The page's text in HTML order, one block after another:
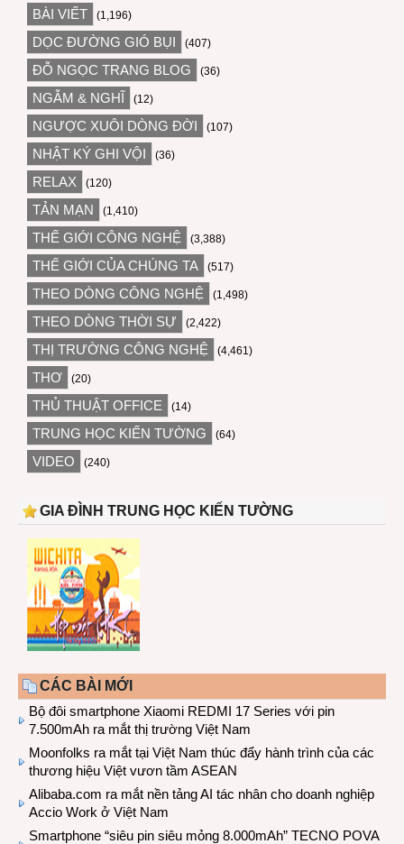
BÀI VIẾT (1,196)
DỌC ĐƯỜNG GIÓ BỤI (407)
ĐỖ NGỌC TRANG BLOG (36)
NGẪM & NGHĨ (12)
NGƯỢC XUÔI DÒNG ĐỜI (107)
NHẬT KÝ GHI VỘI (36)
RELAX (120)
TẢN MẠN (1,410)
THẾ GIỚI CÔNG NGHỆ (3,388)
THẾ GIỚI CỦA CHÚNG TA (517)
THEO DÒNG CÔNG NGHỆ (1,498)
THEO DÒNG THỜI SỰ (2,422)
THỊ TRƯỜNG CÔNG NGHỆ (4,461)
THƠ (20)
THỦ THUẬT OFFICE (14)
TRUNG HỌC KIẾN TƯỜNG (64)
VIDEO (240)
GIA ĐÌNH TRUNG HỌC KIẾN TƯỜNG
CÁC BÀI MỚI
Bộ đôi smartphone Xiaomi REDMI 17 Series với pin
7.500mAh ra mắt thị trường Việt Nam
Moonfolks ra mắt tại Việt Nam thúc đẩy hành trình của các
thương hiệu Việt vươn tầm ASEAN
Alibaba.com ra mắt nền tảng AI tác nhân cho doanh nghiệp
Accio Work ở Việt Nam
Smartphone “siêu pin siêu mỏng 8.000mAh” TECNO POVA